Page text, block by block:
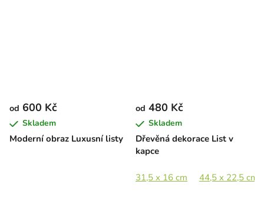
Moderní obraz Luxusní listy
od 600 Kč
Skladem
Dřevěná dekorace List v
kapce
od 480 Kč
Skladem
31,5 x 16 cm 44,5 x 22,5 cm